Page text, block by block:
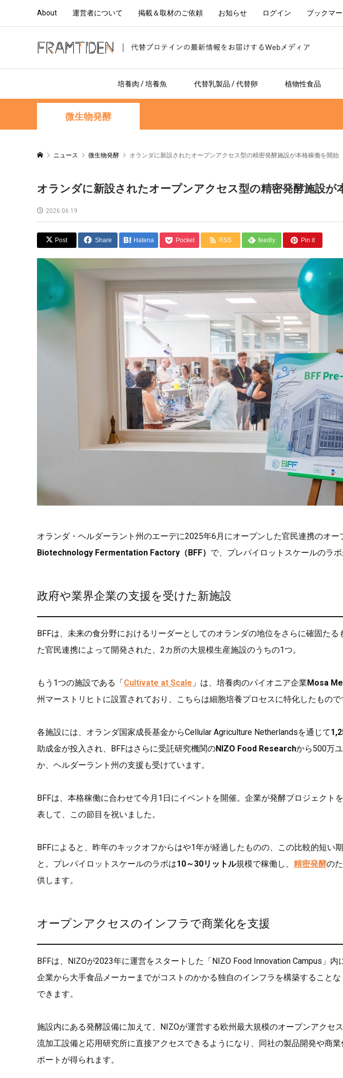
About 運営者について 掲載＆取材のご依頼 お知らせ ログイン ブックマ
培養肉 / 培養魚 代替乳製品 / 代替卵 植物性食品
微生物発酵
ニュース 微生物発酵 オランダに新設されたオープンアクセス型の精密発酵施設が本格稼働を開始
オランダに新設されたオープンアクセス型の精密発酵施設が
2026.06.19
Post Share Hatena Pocket RSS feedly Pin it
オランダ・ヘルダーラント州のエーデに2025年6月にオープンした官民連携のオー
Biotechnology Fermentation Factory（BFF） で、プレパイロットスケールのラ
政府や業界企業の支援を受けた新施設
BFFは、未来の食分野におけるリーダーとしてのオランダの地位をさらに確固た
た官民連携によって開発された、2カ所の大規模生産施設のうちの1つ。
もう1つの施設である「Cultivate at Scale 」は、培養肉のパイオニア企業Mosa
州マーストリヒトに設置されており、こちらは細胞培養プロセスに特化したもので
各施設には、オランダ国家成長基金からCellular Agriculture Netherlandsを通じて
助成金が投入され、BFFはさらに受託研究機関のNIZO Food Researchから500万
か、ヘルダーラント州の支援も受けています。
BFFは、本格稼働に合わせて今月1日にイベントを開催。企業が発酵プロジェクト
表して、この節目を祝いました。
BFFによると、昨年のキックオフからはや1年が経過したものの、この比較的短い
と。プレパイロットスケールのラボは10～30リットル規模で稼働し、 精密発酵の
供します。
オープンアクセスのインフラで商業化を支援
BFFは、NIZOが2023年に運営をスタートした「NIZO Food Innovation Campus」
企業から大手食品メーカーまでがコストのかかる独自のインフラを構築すること
できます。
施設内にある発酵設備に加えて、NIZOが運営する欧州最大規模のオープンアクセ
流加工設備と応用研究所に直接アクセスできるようになり、同社の製品開発や商
ポートが得られます。